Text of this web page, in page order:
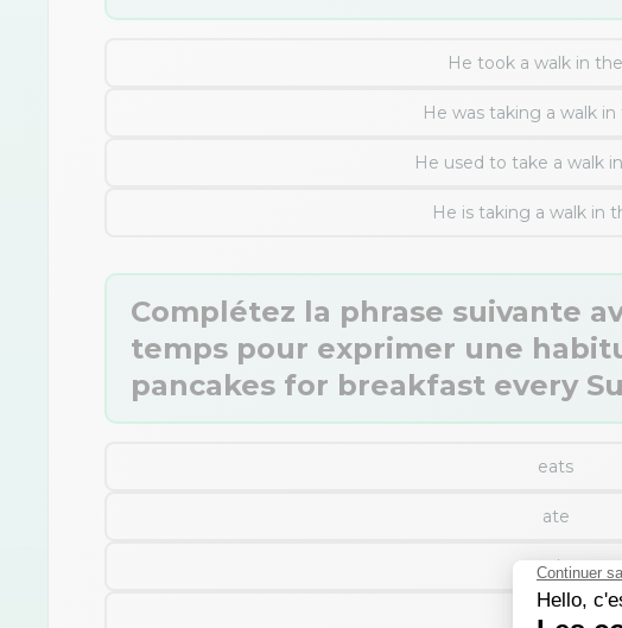
He took a walk in
He was taking a walk
He used to take a walk
He is taking a walk in
Complétez la phrase suivante
temps pour exprimer une
pancakes for breakfast every
eats
ate
eating
eat